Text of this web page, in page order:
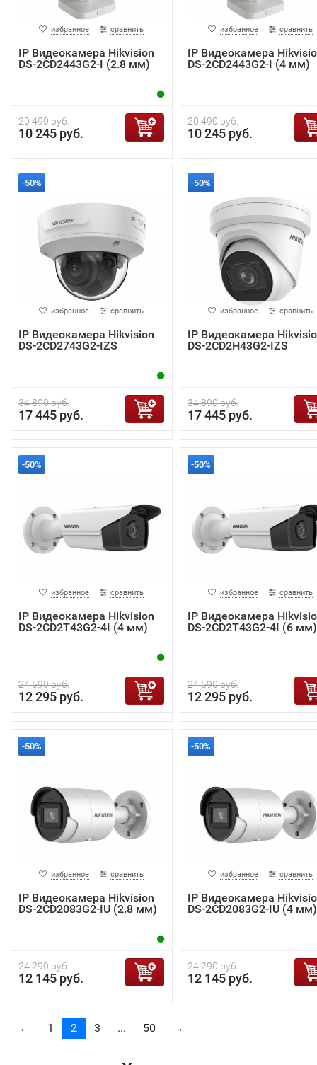
избранное сравнить
IP Видеокамера Hikvision
DS-2CD2443G2-I (2.8 мм)
20 490 руб.
10 245 руб.
избранное сравнить
IP Видеокамера
DS-2CD2443G2-I (4 мм)
20 490 руб.
10 245 руб.
-50%
избранное сравнить
IP Видеокамера Hikvision
DS-2CD2743G2-IZS
34 890 руб.
17 445 руб.
-50%
избранное сравнить
IP Видеокамера
DS-2CD2H43G2-IZS
34 890 руб.
17 445 руб.
-50%
избранное сравнить
IP Видеокамера Hikvision
DS-2CD2T43G2-4I (4 мм)
24 590 руб.
12 295 руб.
-50%
избранное сравнить
IP Видеокамера
DS-2CD2T43G2-4I (6 мм)
24 590 руб.
12 295 руб.
-50%
избранное сравнить
IP Видеокамера Hikvision
DS-2CD2083G2-IU (2.8 мм)
24 290 руб.
12 145 руб.
-50%
избранное сравнить
IP Видеокамера
DS-2CD2083G2-IU (4 мм)
24 290 руб.
12 145 руб.
← 1 2 3 ... 50 →